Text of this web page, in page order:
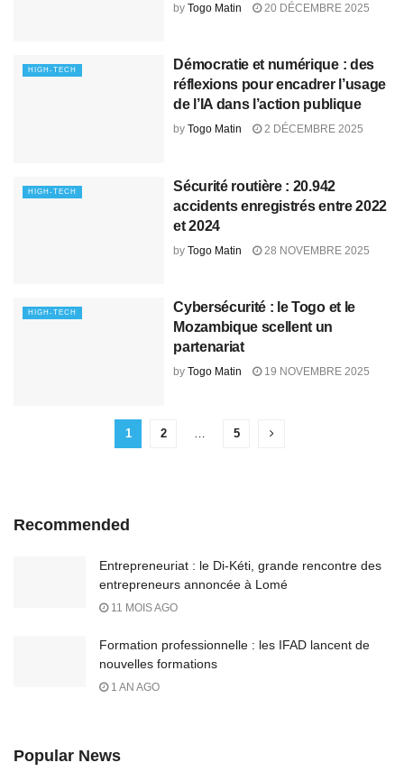
by Togo Matin 20 DÉCEMBRE 2025
HIGH-TECH
Démocratie et numérique : des
réflexions pour encadrer l’usage
de l’IA dans l’action publique
by Togo Matin 2 DÉCEMBRE 2025
HIGH-TECH
Sécurité routière : 20.942
accidents enregistrés entre 2022
et 2024
by Togo Matin 28 NOVEMBRE 2025
HIGH-TECH
Cybersécurité : le Togo et le
Mozambique scellent un
partenariat
by Togo Matin 19 NOVEMBRE 2025
1 2 5
Recommended
Entrepreneuriat : le Di-Kéti, grande rencontre des
entrepreneurs annoncée à Lomé
11 MOIS AGO
Formation professionnelle : les IFAD lancent de
nouvelles formations
1 AN AGO
Popular News